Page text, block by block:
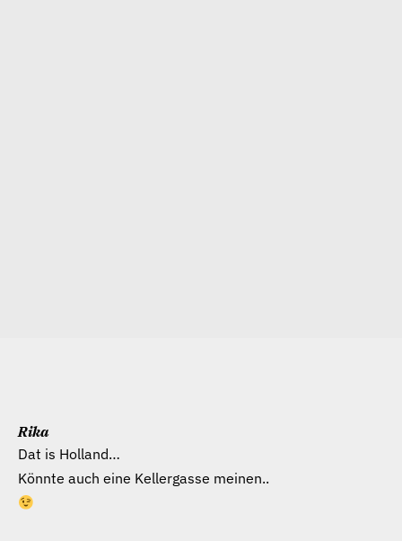
Rika
Dat is Holland…
Könnte auch eine Kellergasse meinen..